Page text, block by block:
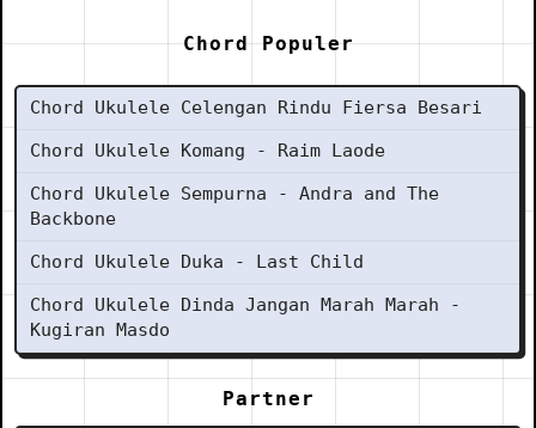
Chord Populer
Chord Ukulele Celengan Rindu Fiersa Besari
Chord Ukulele Komang - Raim Laode
Chord Ukulele Sempurna - Andra and The
Backbone
Chord Ukulele Duka - Last Child
Chord Ukulele Dinda Jangan Marah Marah -
Kugiran Masdo
Partner